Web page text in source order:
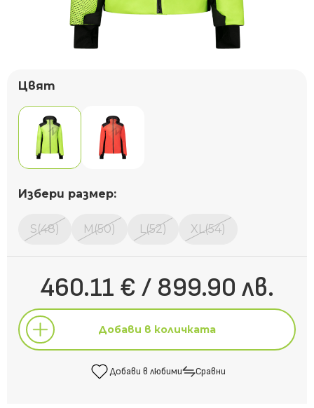
Цвят
Избери размер:
S(48) M(50) L(52) XL(54)
460.11 € / 899.90 лв.
Добави в количката
Добави в любими Сравни